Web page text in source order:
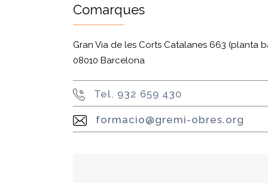
Comarques
Gran Via de les Corts Catalanes 663 (planta
08010 Barcelona
Tel. 932 659 430
formacio@gremi-obres.org